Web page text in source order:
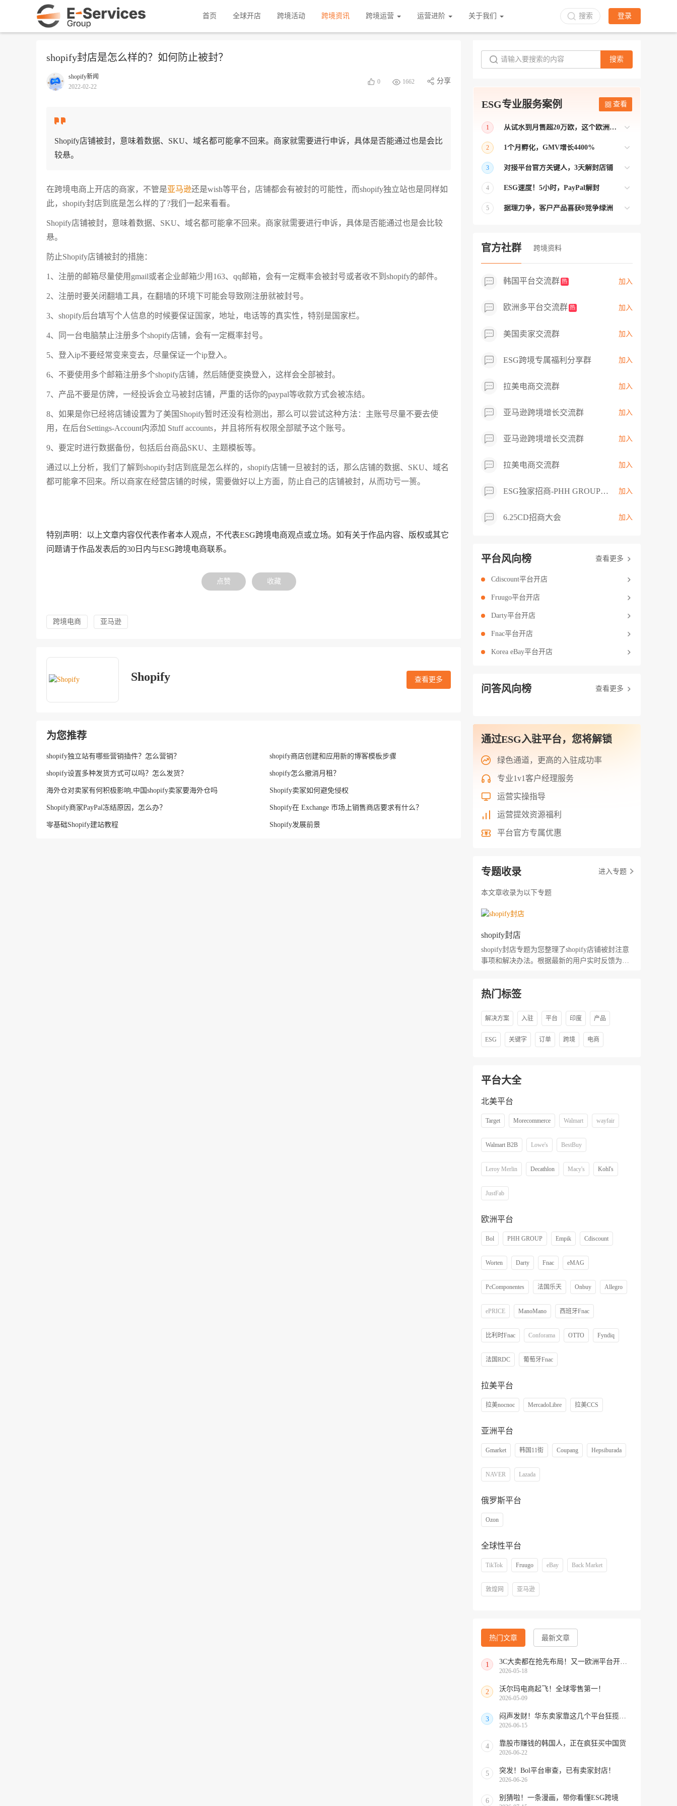
首页 全球开店 跨境活动 跨境资讯 跨境运营 运营进阶 关于我们 搜索 登录
shopify封店是怎么样的？如何防止被封？
shopify新闻
2022-02-22
0 1662 分享
Shopify店铺被封，意味着数据、SKU、域名都可能拿不回来。商家就需要进行申诉，具体是否能通过也是会比
较悬。
在跨境电商上开店的商家，不管是亚马逊还是wish等平台，店铺都会有被封的可能性，而shopify独立站也是同样如
此，shopify封店到底是怎么样的了?我们一起来看看。
Shopify店铺被封，意味着数据、SKU、域名都可能拿不回来。商家就需要进行申诉，具体是否能通过也是会比较
悬。
防止Shopify店铺被封的措施：
1、注册的邮箱尽量使用gmail或者企业邮箱少用163、qq邮箱，会有一定概率会被封号或者收不到shopify的邮件。
2、注册时要关闭翻墙工具，在翻墙的环境下可能会导致刚注册就被封号。
3、shopify后台填写个人信息的时候要保证国家，地址，电话等的真实性，特别是国家栏。
4、同一台电脑禁止注册多个shopify店铺，会有一定概率封号。
5、登入ip不要经常变来变去，尽量保证一个ip登入。
6、不要使用多个邮箱注册多个shopify店铺，然后随便变换登入，这样会全部被封。
7、产品不要是仿牌，一经投诉会立马被封店铺，严重的话你的paypal等收款方式会被冻结。
8、如果是你已经将店铺设置为了美国Shopify暂时还没有检测出，那么可以尝试这种方法：主账号尽量不要去使
用，在后台Settings-Account内添加 Stuff accounts，并且将所有权限全部赋予这个账号。
9、要定时进行数据备份，包括后台商品SKU、主题模板等。
通过以上分析，我们了解到shopify封店到底是怎么样的，shopify店铺一旦被封的话，那么店铺的数据、SKU、域名
都可能拿不回来。所以商家在经营店铺的时候，需要做好以上方面，防止自己的店铺被封，从而功亏一篑。
特别声明：以上文章内容仅代表作者本人观点，不代表ESG跨境电商观点或立场。如有关于作品内容、版权或其它
问题请于作品发表后的30日内与ESG跨境电商联系。
点赞 收藏
跨境电商 亚马逊
Shopify 查看更多
为您推荐
shopify独立站有哪些营销插件？怎么营销？ shopify商店创建和应用新的博客模板步骤
shopify设置多种发货方式可以吗？怎么发货？ shopify怎么撤消月租？
海外仓对卖家有何积极影响,中国shopify卖家要海外仓吗 Shopify卖家如何避免侵权
Shopify商家PayPal冻结原因，怎么办？ Shopify在 Exchange 市场上销售商店要求有什么？
零基础Shopify建站教程 Shopify发展前景
搜索
ESG专业服务案例 查看
1
从试水到月售超20万欧，这个欧洲本土平台被低估了
2
1个月孵化，GMV增长4400%
业】 >> Gmarket卖家店铺经过ESG跨境客
3
对接平台官方关键人，3天解封店铺
跨境帮我解决了韩国平台店铺异常问题
4
ESG速度！5小时，PayPal解封
ESG拥有Paypal支付和Onbuy平台双绿通道
5
据理力争，客户产品喜获0竞争绿洲
取机会，卖家成功上架市场热卖而平台稀
缺产品，拓展了西班牙新商机！
官方社群 跨境资料
韩国平台交流群 热 加入
欧洲多平台交流群 热 加入
美国卖家交流群 加入
ESG跨境专属福利分享群 加入
拉美电商交流群 加入
亚马逊跨境增长交流群 加入
亚马逊跨境增长交流群 加入
拉美电商交流群 加入
ESG独家招商-PHH GROUP卖家交流群 加入
6.25CD招商大会 加入
平台风向榜 查看更多
Cdiscount平台开店
Fruugo平台开店
Darty平台开店
Fnac平台开店
Korea eBay平台开店
问答风向榜 查看更多
通过ESG入驻平台，您将解锁
绿色通道，更高的入驻成功率
专业1v1客户经理服务
运营实操指导
运营提效资源福利
平台官方专属优惠
专题收录 进入专题
本文章收录为以下专题
shopify封店
shopify封店专题为您整理了shopify店铺被封注意
事项和解决办法。根据最新的用户实时反馈为您
热门标签
解决方案 入驻 平台 印度 产品
ESG 关键字 订单 跨境 电商
平台大全
北美平台
Target Morecommerce Walmart wayfair
Walmart B2B Lowe's BestBuy
Leroy Merlin Decathlon Macy's Kohl's
JustFab
欧洲平台
Bol PHH GROUP Empik Cdiscount
Worten Darty Fnac eMAG
PcComponentes 法国乐天 Onbuy Allegro
ePRICE ManoMano 西班牙Fnac
比利时Fnac Conforama OTTO Fyndiq
法国RDC 葡萄牙Fnac
拉美平台
拉美nocnoc MercadoLibre 拉美CCS
亚洲平台
Gmarket 韩国11街 Coupang Hepsiburada
NAVER Lazada
俄罗斯平台
Ozon
全球性平台
TikTok Fruugo eBay Back Market
敦煌网 亚马逊
热门文章 最新文章
1 3C大卖都在抢先布局！又一欧洲平台开放中国招商
2026-05-18
2 沃尔玛电商起飞！全球零售第一！
2026-05-09
3 闷声发财！华东卖家靠这几个平台狂揽北美订单，华南机会来了！
2026-06-15
4 靠股市赚钱的韩国人，正在疯狂买中国货
2026-06-22
5 突发！Bol平台审查，已有卖家封店！
2026-06-26
6 别猜啦！一条漫画，带你看懂ESG跨境